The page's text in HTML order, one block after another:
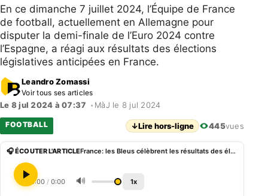
En ce dimanche 7 juillet 2024, l’Équipe de France
de football, actuellement en Allemagne pour
disputer la demi-finale de l’Euro 2024 contre
l’Espagne, a réagi aux résultats des élections
législatives anticipées en France.
Leandro Zomassi
Voir tous ses articles
Le 8 jul 2024 à 07:37 • MàJ le 8 jul 2024
FOOTBALL ↓Lire hors-ligne 445vues
🎧 ÉCOUTER L'ARTICLE France: les Bleus célèbrent les résultats des élections législatives
0:00 / 0:00 🔊 1x